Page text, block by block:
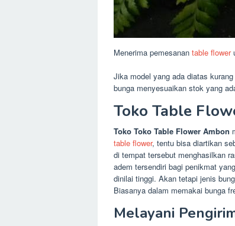
Menerima pemesanan table flower
Jika model yang ada diatas
bunga menyesuaikan stok yang
Toko Table
Toko Toko Table Flower Ambon
table flower, tentu bisa diartikan
di tempat tersebut menghasilkan
adem tersendiri bagi penikmat
dinilai tinggi. Akan tetapi jenis
Biasanya dalam memakai bunga
Melayani